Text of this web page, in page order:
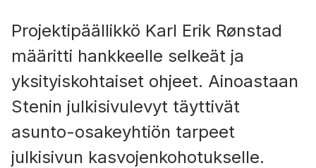
Projektipäällikkö Karl Erik Rønstad
määritti hankkeelle selkeät ja
yksityiskohtaiset ohjeet. Ainoastaan
Stenin julkisivulevyt täyttivät
asunto-osakeyhtiön tarpeet
julkisivun kasvojenkohotukselle.